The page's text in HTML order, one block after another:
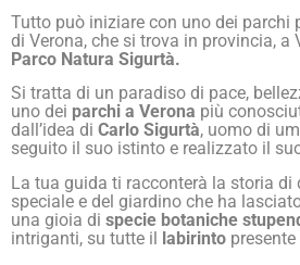
Tutto può iniziare con uno dei parchi
di Verona, che si trova in provincia, a
Parco Natura Sigurtà.
Si tratta di un paradiso di pace,
uno dei parchi a Verona più
dall’idea di Carlo Sigurtà, uomo di
seguito il suo istinto e realizzato il
La tua guida ti racconterà la storia di
speciale e del giardino che ha
una gioia di specie botaniche
intriganti, su tutte il labirinto